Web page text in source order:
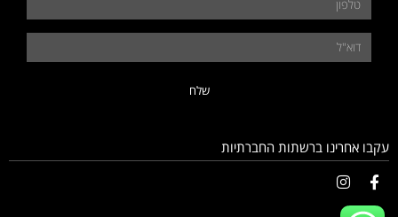
שלח
עקבו אחרינו ברשתות החברתיות